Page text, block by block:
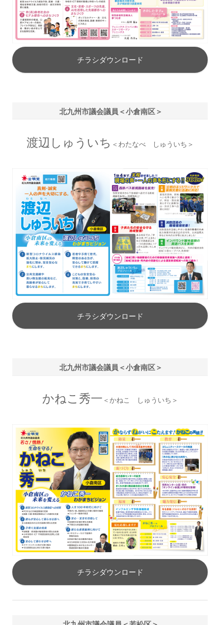
チラシダウンロード
北九州市議会議員＜小倉南区＞
渡辺しゅういち ＜わたなべ しゅういち＞
チラシダウンロード
北九州市議会議員＜小倉南区＞
かねこ秀一 ＜かねこ しゅういち＞
チラシダウンロード